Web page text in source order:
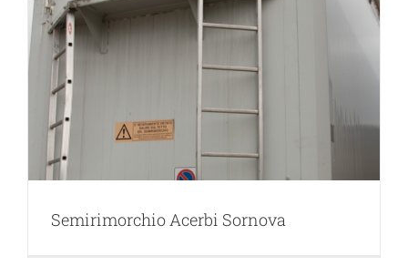
Semirimorchio Acerbi Sornova